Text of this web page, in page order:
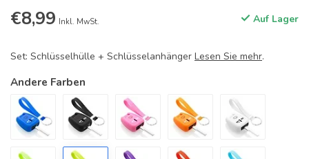
€8,99 Inkl. MwSt. Auf Lager
Set: Schlüsselhülle + Schlüsselanhänger Lesen Sie mehr.
Andere Farben